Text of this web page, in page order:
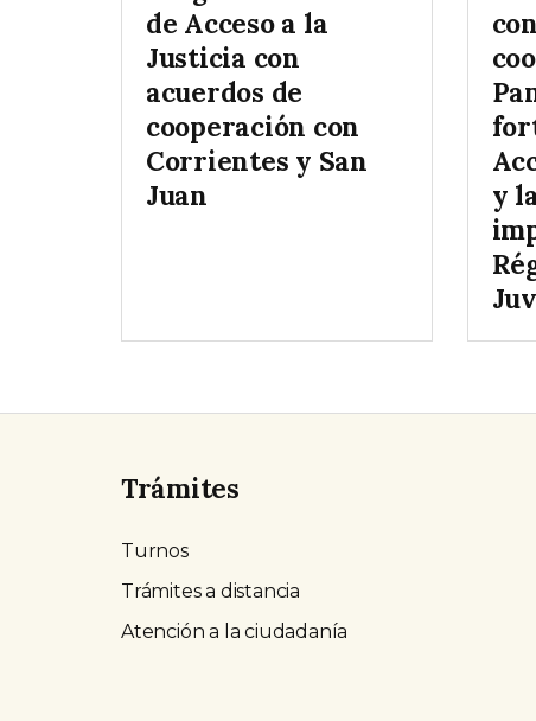
de Acceso a la
Justicia con
acuerdos de
cooperación con
Corrientes y San
Juan
y
Trámites
Turnos
Trámites a distancia
Atención a la ciudadanía